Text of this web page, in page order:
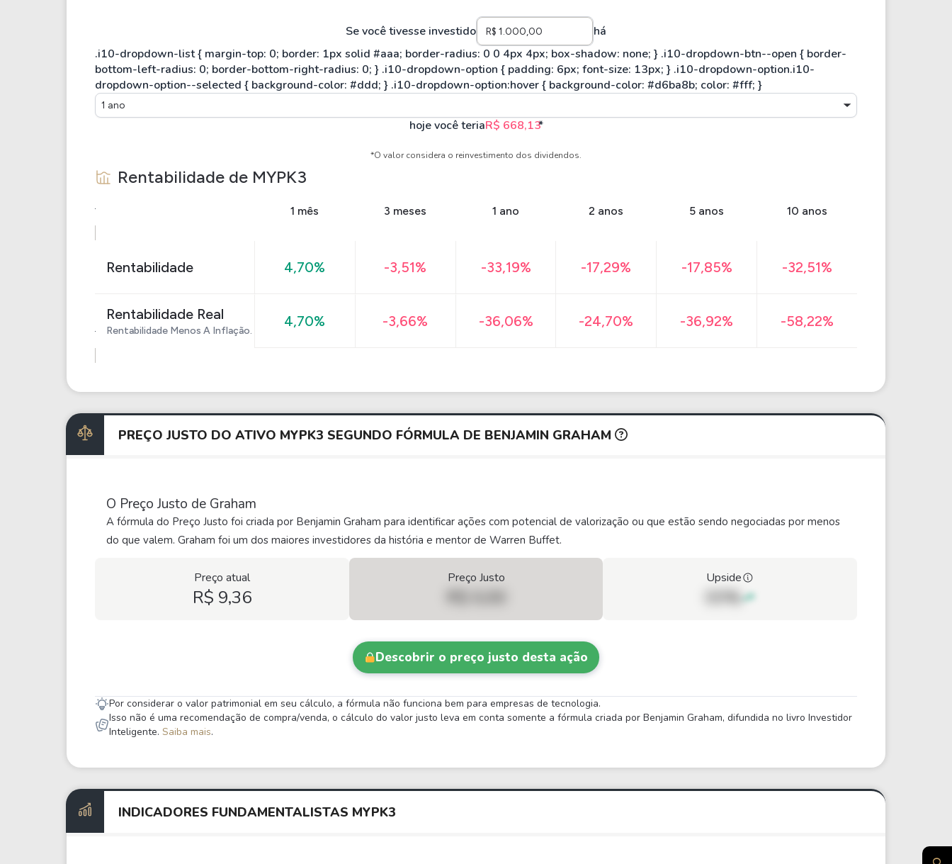
Se você tivesse investido há
1 ano
hoje você teriaR$ 668,13*
*O valor considera o reinvestimento dos dividendos.
Rentabilidade de MYPK3
1 mês 3 meses 1 ano 2 anos 5 anos 10 anos
Rentabilidade 4,70% -3,51% -33,19% -17,29% -17,85% -32,51%
Rentabilidade Real
Rentabilidade Menos A Inflação.
4,70% -3,66% -36,06% -24,70% -36,92% -58,22%
PREÇO JUSTO DO ATIVO MYPK3 SEGUNDO FÓRMULA DE BENJAMIN GRAHAM
O Preço Justo de Graham
A fórmula do Preço Justo foi criada por Benjamin Graham para identificar ações com potencial de valorização ou que estão sendo negociadas por menos
do que valem. Graham foi um dos maiores investidores da história e mentor de Warren Buffet.
Preço atual
R$ 9,36
Preço Justo Upside
00%
Descobrir o preço justo desta ação
Por considerar o valor patrimonial em seu cálculo, a fórmula não funciona bem para empresas de tecnologia.
Isso não é uma recomendação de compra/venda, o cálculo do valor justo leva em conta somente a fórmula criada por Benjamin Graham, difundida no livro Investidor
Inteligente. Saiba mais.
INDICADORES FUNDAMENTALISTAS MYPK3